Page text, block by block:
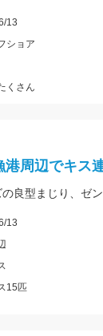
13
ショア
くさん
港周辺でキ
良型まじり、ゼ
13
15匹